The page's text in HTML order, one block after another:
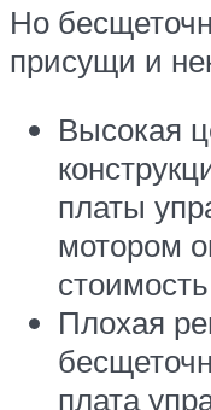
Но
присущи и
Высокая
платы
мотором
Плохая
плата